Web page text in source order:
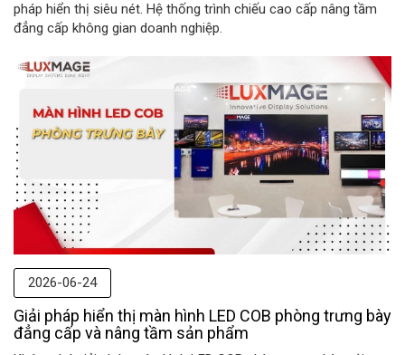
pháp hiển thị siêu nét. Hệ thống trình chiếu cao cấp nâng tầm
đẳng cấp không gian doanh nghiệp.
2026-06-24
Giải pháp hiển thị màn hình LED COB phòng trưng bày
đẳng cấp và nâng tầm sản phẩm